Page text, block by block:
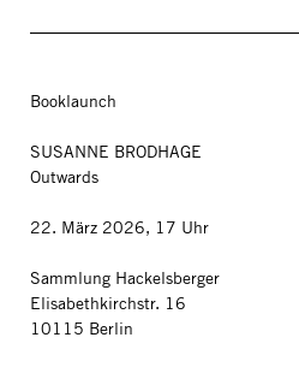
Booklaunch
SUSANNE BRODHAGE
Outwards
22. März 2026, 17 Uhr
Sammlung Hackelsberger
Elisabethkirchstr. 16
10115 Berlin